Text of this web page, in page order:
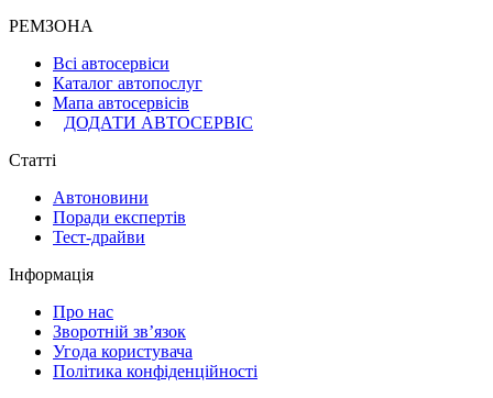
РЕМЗОНА
Всі автосервіси
Каталог автопослуг
Мапа автосервісів
ДОДАТИ АВТОСЕРВІС
Статті
Автоновини
Поради експертів
Тест-драйви
Інформація
Про нас
Зворотній зв’язок
Угода користувача
Політика конфіденційності